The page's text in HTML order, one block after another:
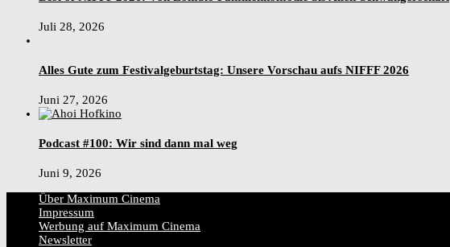
Juli 28, 2026
Alles Gute zum Festivalgeburtstag: Unsere Vorschau aufs NIFFF 2026
Juni 27, 2026
Podcast #100: Wir sind dann mal weg
Juni 9, 2026
Über Maximum Cinema
Impressum
Werbung auf Maximum Cinema
Newsletter